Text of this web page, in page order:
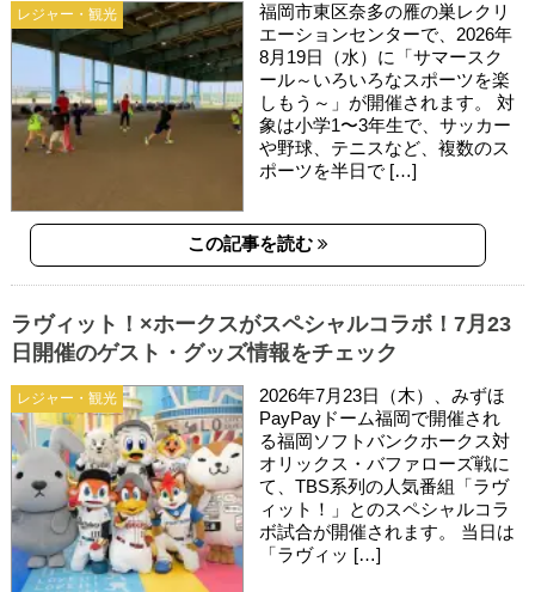
レジャー・観光
福岡市東区奈多の雁の巣レクリ
エーションセンターで、2026年
8月19日（水）に「サマースク
ール～いろいろなスポーツを楽
しもう～」が開催されます。 対
象は小学1〜3年生で、サッカー
や野球、テニスなど、複数のス
ポーツを半日で […]
この記事を読む
レジャー・観光
ラヴィット！×ホークスがスペシャルコラボ！7月23
日開催のゲスト・グッズ情報をチェック
2026年7月23日（木）、みずほ
PayPayドーム福岡で開催され
る福岡ソフトバンクホークス対
オリックス・バファローズ戦に
て、TBS系列の人気番組「ラヴ
ィット！」とのスペシャルコラ
ボ試合が開催されます。 当日は
「ラヴィッ […]